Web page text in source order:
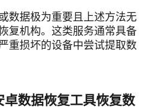
数据极为重要且上述方法无
复机构。这类服务通常具备
重损坏的设备中尝试提取数
卓数据恢复工具恢复数